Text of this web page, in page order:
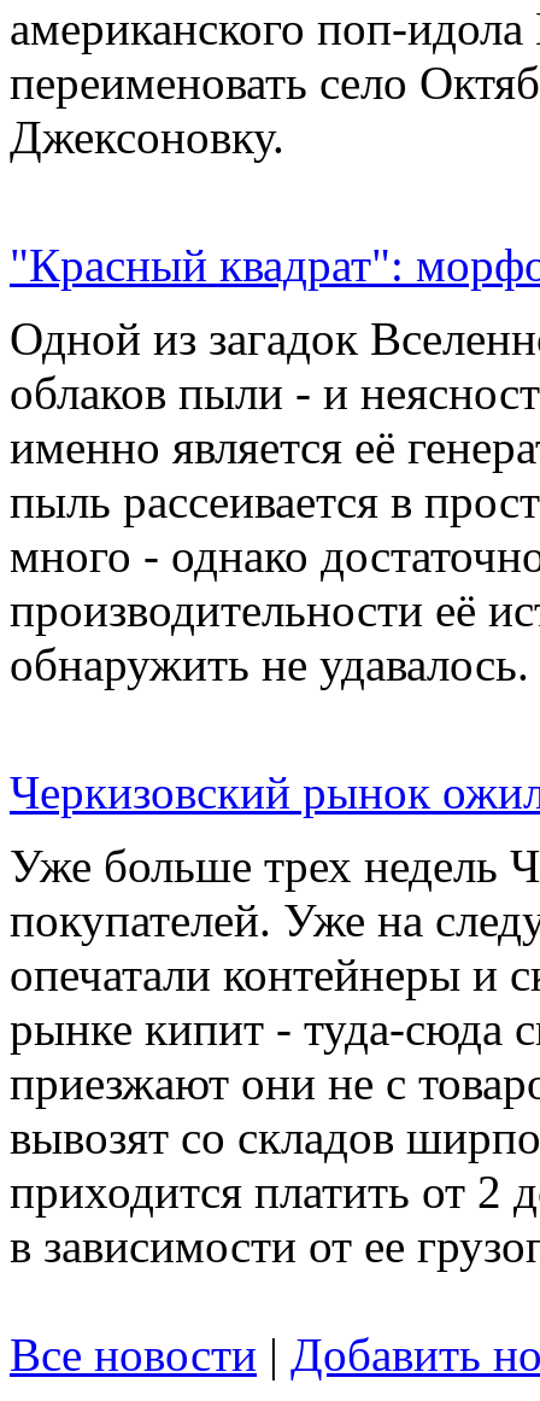
американского поп-
переименовать село
Джексоновку.
"Красный квадрат":
Одной из загадок
облаков пыли - и
именно является её
пыль рассеивается в
много - однако
производительности её
обнаружить не удавалось.
Черкизовский рынок
Уже больше трех недель
покупателей. Уже на
опечатали контейнеры и
рынке кипит - туда-сюда
приезжают они не с
вывозят со складов
приходится платить от 2
в зависимости от ее
Все новости | Добавить